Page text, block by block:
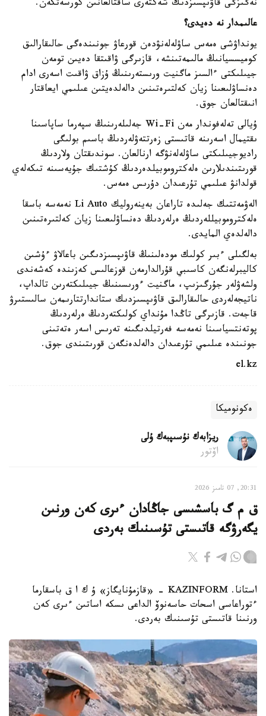
نەگىزگى قاۋىپسىزدىك شەكتەرى ساقتالعانىن كورسەتكەن.
عالىمدار نە دەيدى؟
يونداۋشى ەمەس ساۋلەلەنۋدەن قورعاۋ جونىندەگى حالىقارالىق
كوميسسيانىڭ مالىمەتىنشە، قازىرگى ۋاقىتقا دەيىن تومەن
جيىلىكتى ءالسىز ماگنيت ورىستەرىنىڭ ۇزاق ۋاقىت اسەرى ادام
دەنساۋلىعىنا زيان كەلتىرەتىنىن دالەلدەيتىن عىلىمي ايعاقتار
انىقتالعان جوق.
ۇيالى تەلەفوندار مەن Wi-Fi جەلىلەرىنىڭ سپەرما ساپاسىنا
ىقتيمال اسەرىنە قاتىستى زەرتتەۋلەردىڭ باسىم بولىگى
راديوجيىلىكتى ساۋلەلەنۋگە ارنالعان. سوندىقتان ولاردىڭ
قورىتىندىلارىن ەلەكتروموبيلدەردىڭ كۇشتىك جۇيەسىنە تىكەلەي
قولدانۋ عىلىمي تۇرعىدان دۇرىس ەمەس.
الەۋمەتتىك جەلىدە تاراعان بەينەروليك Li Auto نەمەسە باسقا
ەلەكتروموبيللەردىڭ ەرلەردىڭ دەنساۋلىعىنا زيان كەلتىرەتىنىن
دالەلدەي المايدى.
بەلگىلى ءبىر كولىك مودەلىنىڭ قاۋىپسىزدىگىن باعالاۋ ءۇشىن
كاليبرلەنگەن كاسىبي قۇرالدارمەن قوزعالىس كەزىندە كەشەندى
ولشەۋلەر جۇرگىزىپ، ماگنيت ءورىسىنىڭ جيىلىكتەرىن تالداپ،
ناتيجەلەردى حالىقارالىق قاۋىپسىزدىك ستاندارتتارىمەن سالىستىرۋ
قاجەت. قازىرگى تاڭدا مۇنداي كولىكتەردىڭ ەرلەردىڭ
پوتەنتسياسىنا نەمەسە فەرتيلدىگىنە تەرىس اسەر ەتەتىنى
جونىندە عىلىمي تۇرعىدان دالەلدەنگەن قورىتىندى جوق.
el.kz
ەكونوميكا
ريزابەك نۇسىپبەك ۇلى
اۆتور
20:31, 07 تامىز 2026
ق م گ باسشىسى جاڭادان ءىرى كەن ورنىن
يگەرۋگە قاتىستى تۇسىنىك بەردى
استانا. KAZINFORM - «قازمۇنايگاز» ۇ ك ا ق باسقارما
ءتوراعاسى اسحات حاسەنوۆ الداعى ىسكە اساتىن ءىرى كەن
ورنىنا قاتىستى تۇسىنىك بەردى.